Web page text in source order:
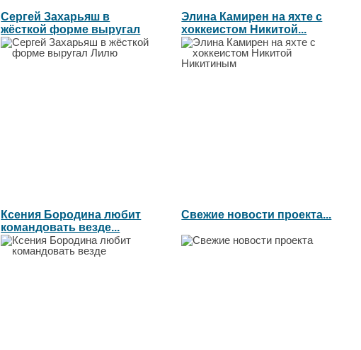
Сергей Захарьяш в
жёсткой форме выругал
Лилю...
Элина Камирен на яхте с
хоккеистом Никитой...
Ксения Бородина любит
командовать везде...
Свежие новости проекта...